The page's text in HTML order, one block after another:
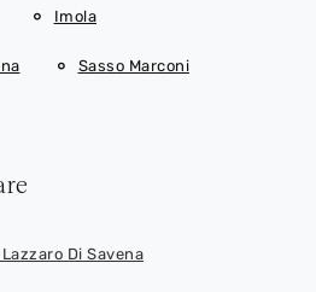
Imola
Sasso Marconi
Di Savena